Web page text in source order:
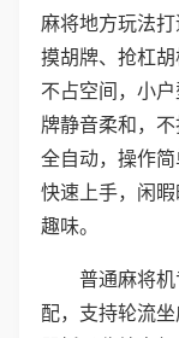
麻将地方玩法
摸胡牌、抢杠
不占空间，小
牌静音柔和，
全自动，操作
快速上手，闲
趣味。
普通麻将
配，支持轮流